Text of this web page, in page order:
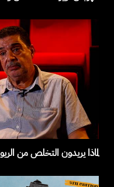
لماذا يريدون التخلص من